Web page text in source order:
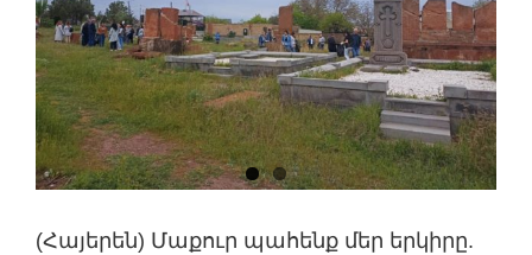
(Հայերեն) Մաքուր պահենք մեր երկիրը.